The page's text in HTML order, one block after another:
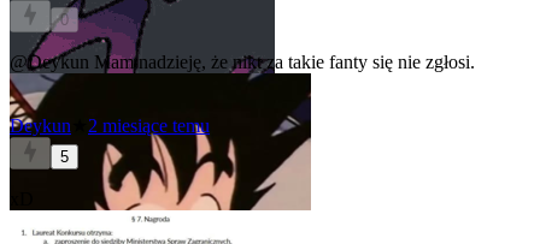
0
@Deykun Mam nadzieję, że nikt za takie fanty się nie zgłosi.
Deykun 2 miesiące temu
5